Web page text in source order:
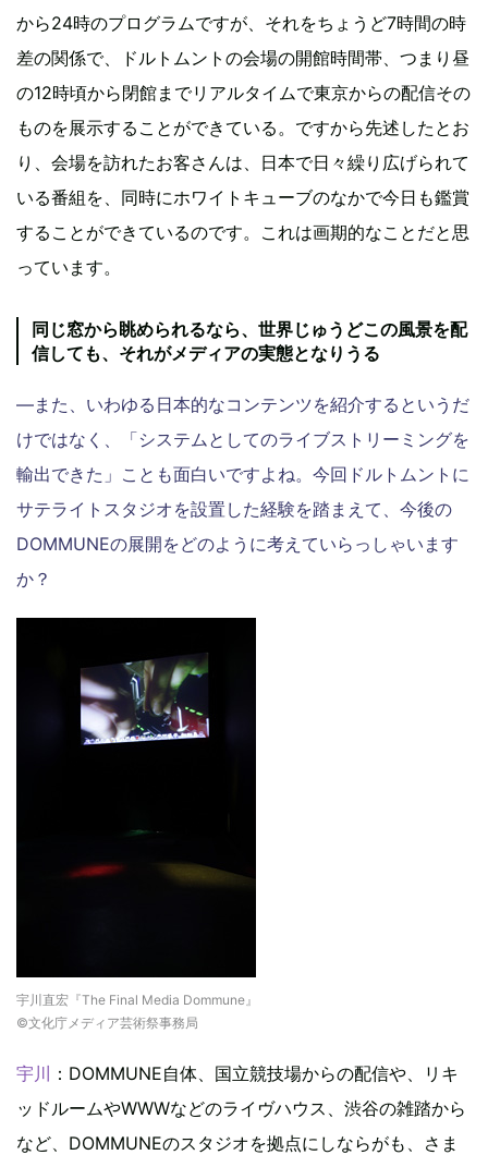
から24時のプログラムですが、それをちょうど7時間の時
差の関係で、ドルトムントの会場の開館時間帯、つまり昼
の12時頃から閉館までリアルタイムで東京からの配信その
ものを展示することができている。ですから先述したとお
り、会場を訪れたお客さんは、日本で日々繰り広げられて
いる番組を、同時にホワイトキューブのなかで今日も鑑賞
することができているのです。これは画期的なことだと思
っています。
同じ窓から眺められるなら、世界じゅうどこの風景を配
信しても、それがメディアの実態となりうる
―また、いわゆる日本的なコンテンツを紹介するというだ
けではなく、「システムとしてのライブストリーミングを
輸出できた」ことも面白いですよね。今回ドルトムントに
サテライトスタジオを設置した経験を踏まえて、今後の
DOMMUNEの展開をどのように考えていらっしゃいます
か？
宇川直宏『The Final Media Dommune』
©文化庁メディア芸術祭事務局
宇川 ：DOMMUNE自体、国立競技場からの配信や、リキ
ッドルームやWWWなどのライヴハウス、渋谷の雑踏から
など、DOMMUNEのスタジオを拠点にしならがも、さま